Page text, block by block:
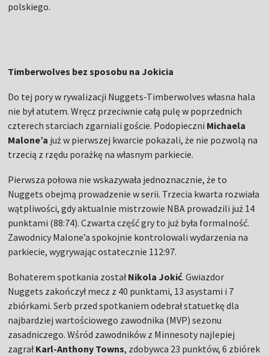
polskiego.
Timberwolves bez sposobu na Jokicia
Do tej pory w rywalizacji Nuggets-Timberwolves własna hala
nie był atutem. Wręcz przeciwnie całą pulę w poprzednich
czterech starciach zgarniali goście. Podopieczni Michaela
Malone’a już w pierwszej kwarcie pokazali, że nie pozwolą na
trzecią z rzędu porażkę na własnym parkiecie.
Pierwsza połowa nie wskazywała jednoznacznie, że to
Nuggets obejmą prowadzenie w serii. Trzecia kwarta rozwiała
wątpliwości, gdy aktualnie mistrzowie NBA prowadzili już 14
punktami (88:74). Czwarta część gry to już była formalność.
Zawodnicy Malone’a spokojnie kontrolowali wydarzenia na
parkiecie, wygrywając ostatecznie 112:97.
Bohaterem spotkania zostałNikola Jokić. Gwiazdor
Nuggets zakończył mecz z 40 punktami, 13 asystami i 7
zbiórkami. Serb przed spotkaniem odebrał statuetkę dla
najbardziej wartościowego zawodnika (MVP) sezonu
zasadniczego. Wśród zawodników z Minnesoty najlepiej
zagrałKarl-Anthony Towns, zdobywca 23 punktów, 6 zbiórek